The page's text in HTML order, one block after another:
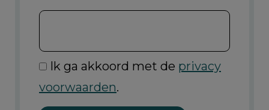
Ik ga akkoord met de privacy
voorwaarden.